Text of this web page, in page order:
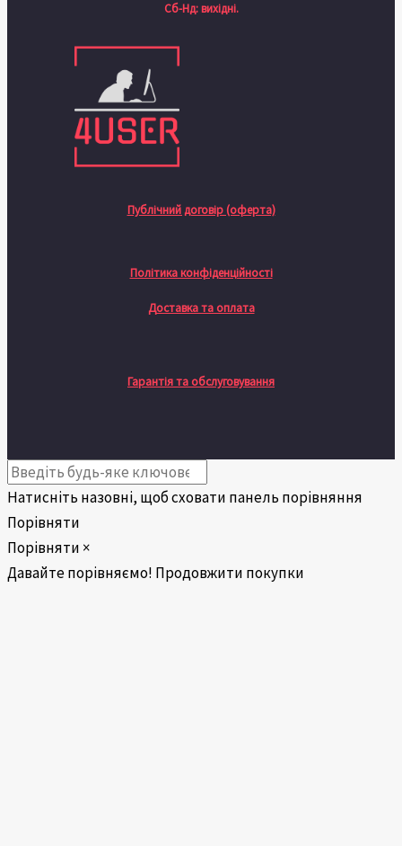
Сб-Нд: вихідні.
Публічний договір (оферта)
Політика конфіденційності
Доставка та оплата
Гарантія та обслуговування
Натисніть назовні, щоб сховати панель порівняння
Порівняти
Порівняти ×
Давайте порівняємо! Продовжити покупки